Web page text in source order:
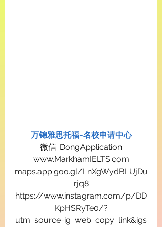
万锦雅思托福-名校申请中心
微信: DongApplication
www.MarkhamIELTS.com
maps.app.goo.gl/LnXgWydBLUjDu
rjq8
https://www.instagram.com/p/DD
KpHSRyTe0/?
utm_source=ig_web_copy_link&igs